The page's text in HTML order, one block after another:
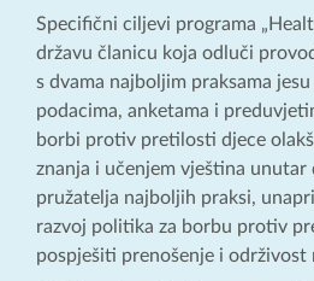
Specifični ciljevi programa
državu članicu koja odluči
s dvama najboljim praksama
podacima, anketama i
borbi protiv pretilosti djece
znanja i učenjem vještina unutar
pružatelja najboljih praksi,
razvoj politika za borbu protiv
pospješiti prenošenje i održivost